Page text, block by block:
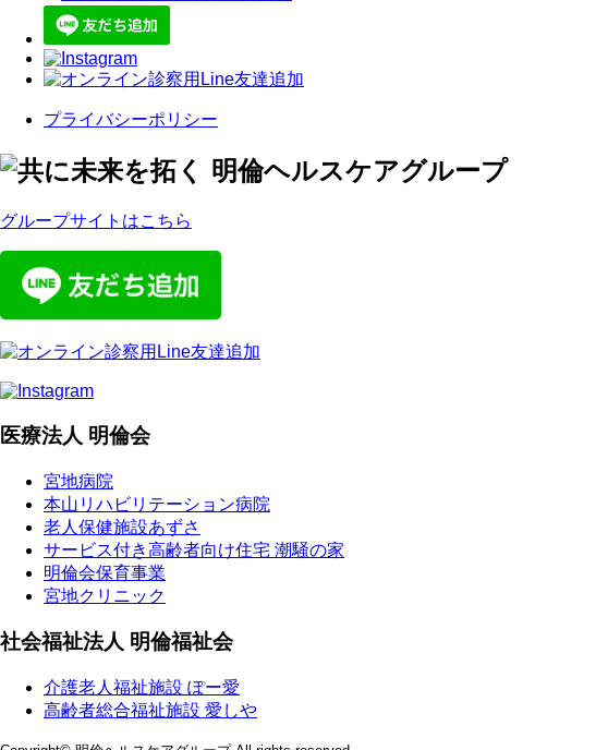
プライバシーポリシー
グループサイトはこちら
医療法人 明倫会
宮地病院
本山リハビリテーション病院
老人保健施設あずさ
サービス付き高齢者向け住宅 潮騒の家
明倫会保育事業
宮地クリニック
社会福祉法人 明倫福祉会
介護老人福祉施設 ぽー愛
高齢者総合福祉施設 愛しや